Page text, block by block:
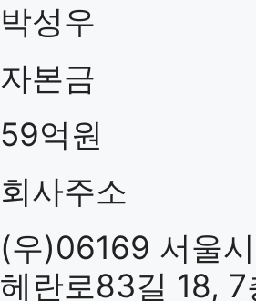
박성우
자본금
59억원
회사주소
(우)06169 서울
헤란로83길 18, 7